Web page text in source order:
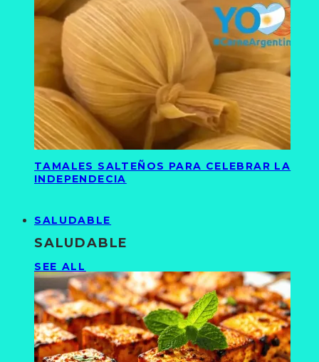
TAMALES SALTEÑOS PARA CELEBRAR LA
INDEPENDECIA
SALUDABLE
SALUDABLE
SEE ALL